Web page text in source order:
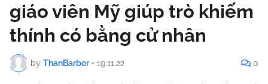
giáo viên Mỹ giúp trò khiếm
thính có bằng cử nhân
by ThanBarber • 19.11.22 0